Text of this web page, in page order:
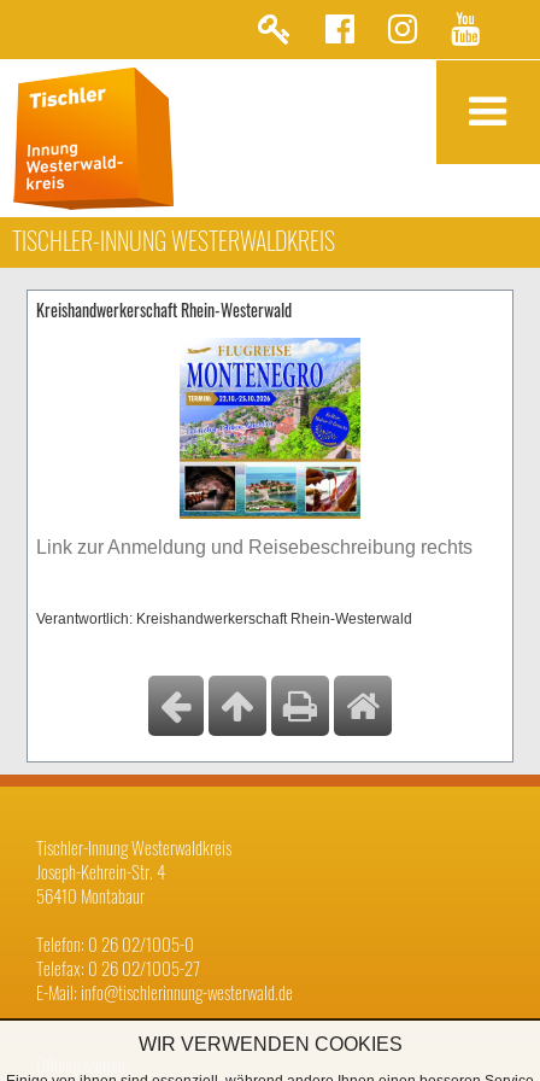
TISCHLER-INNUNG WESTERWALDKREIS
Kreishandwerkerschaft Rhein-Westerwald
Link zur Anmeldung und Reisebeschreibung rechts
Verantwortlich: Kreishandwerkerschaft Rhein-Westerwald
Tischler-Innung Westerwaldkreis
Joseph-Kehrein-Str. 4
56410 Montabaur
Telefon: 0 26 02/1005-0
Telefax: 0 26 02/1005-27
E-Mail: info@tischlerinnung-westerwald.de
WIR VERWENDEN COOKIES